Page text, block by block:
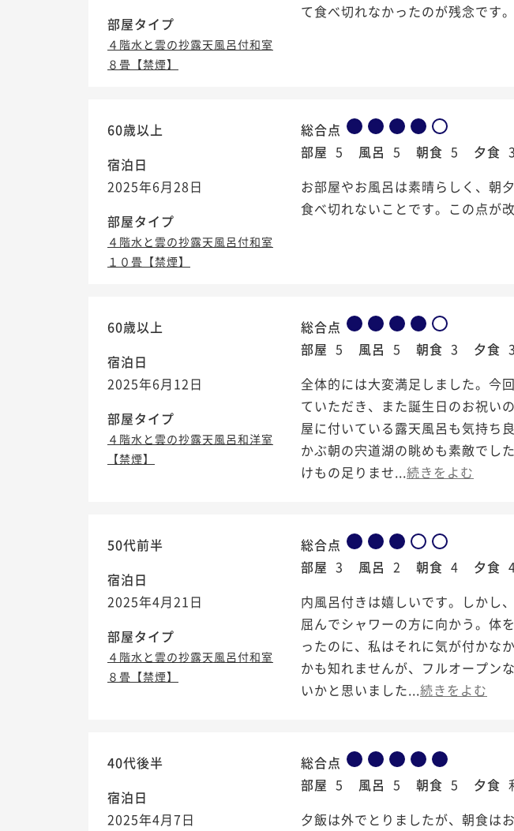
部屋タイプ
４階水と雲の抄露天風呂付和室
８畳【禁煙】
て食べ切れなかったのが残念です
60歳以上
宿泊日
2025年6月28日
部屋タイプ
４階水と雲の抄露天風呂付和室
１０畳【禁煙】
総合点
部屋 5 風呂 5 朝食 5 夕食 3
お部屋やお風呂は素晴らしく、朝
食べ切れないことです。この点が
60歳以上
宿泊日
2025年6月12日
部屋タイプ
４階水と雲の抄露天風呂和洋室
【禁煙】
総合点
部屋 5 風呂 5 朝食 3 夕食 3
全体的には大変満足しました。今
ていただき、また誕生日のお祝い
屋に付いている露天風呂も気持ち
かぶ朝の宍道湖の眺めも素敵でし
けもの足りませ...続きをよむ
50代前半
宿泊日
2025年4月21日
部屋タイプ
４階水と雲の抄露天風呂付和室
８畳【禁煙】
総合点
部屋 3 風呂 2 朝食 4 夕食
内風呂付きは嬉しいです。しかし
屈んでシャワーの方に向かう。体
ったのに、私はそれに気が付かな
かも知れませんが、フルオープン
いかと思いました...続きをよむ
40代後半
宿泊日
2025年4月7日
総合点
部屋 5 風呂 5 朝食 5 夕食
夕飯は外でとりましたが、朝食は